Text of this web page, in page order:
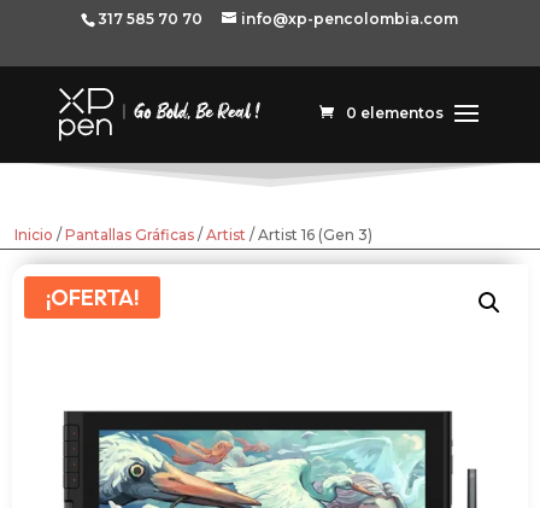
317 585 70 70 info@xp-pencolombia.com
0 elementos
Inicio / Pantallas Gráficas / Artist / Artist 16 (Gen 3)
¡OFERTA!